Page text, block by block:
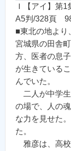
Ｉ【アイ】第1
A5判/328頁
■東北の地より
宮城県の田舎
方、医者の息
が生きている
んでいた。
二人が中学生
の場で、人の
な力を見せた
た。
雅彦は、高校